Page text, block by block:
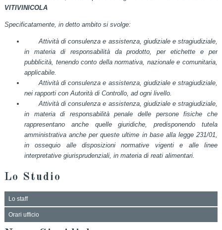
VITIVINICOLA
Specificatamente, in detto ambito si svolge:
Attività di consulenza e assistenza, giudiziale e stragiudiziale,
in materia di responsabilità da prodotto, per etichette e per
pubblicità, tenendo conto della normativa, nazionale e comunitaria,
applicabile.
Attività di consulenza e assistenza, giudiziale e stragiudiziale,
nei rapporti con Autorità di Controllo, ad ogni livello.
Attività di consulenza e assistenza, giudiziale e stragiudiziale,
in materia di responsabilità penale delle persone fisiche che
rappresentano anche quelle giuridiche, predisponendo tutela
amministrativa anche per queste ultime in base alla legge 231/01,
in ossequio alle disposizioni normative vigenti e alle linee
interpretative giurisprudenziali, in materia di reati alimentari.
Lo Studio
Lo staff
Orari ufficio